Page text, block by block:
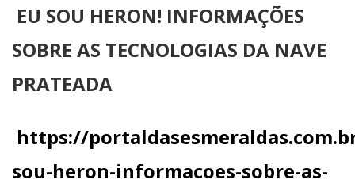
EU SOU HERON! INFORMAÇÕES
SOBRE AS TECNOLOGIAS DA NAVE
PRATEADA
https://
sou-heron-informacoes-sobre-as-